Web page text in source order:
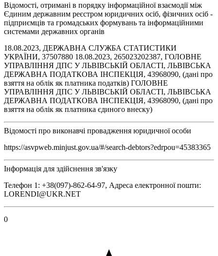
Відомості, отримані в порядку інформаційної взаємодії між
Єдиним державним реєстром юридичних осіб, фізичних осіб -
підприємців та громадських формувань та інформаційними
системами державних органів
18.08.2023, ДЕРЖАВНА СЛУЖБА СТАТИСТИКИ
УКРАЇНИ, 37507880 18.08.2023, 265023202387, ГОЛОВНЕ
УПРАВЛІННЯ ДПС У ЛЬВІВСЬКІЙ ОБЛАСТІ, ЛЬВІВСЬКА
ДЕРЖАВНА ПОДАТКОВА ІНСПЕКЦІЯ, 43968090, (дані про
взяття на облік як платника податків) ГОЛОВНЕ
УПРАВЛІННЯ ДПС У ЛЬВІВСЬКІЙ ОБЛАСТІ, ЛЬВІВСЬКА
ДЕРЖАВНА ПОДАТКОВА ІНСПЕКЦІЯ, 43968090, (дані про
взяття на облік як платника єдиного внеску)
Відомості про виконавчі провадження юридичної особи
https://asvpweb.minjust.gov.ua/#/search-debtors?edrpou=45383365
Інформація для здійснення зв'язку
Телефон 1: +38(097)-862-64-97, Адреса електронної пошти:
LORENDI@UKR.NET
0